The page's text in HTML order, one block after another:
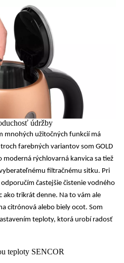
údržby
mnohých užitočných funkcií má
troch farebných variantov som GOLD
rýchlovarná kanvica sa tiež
filtračnému sitku. Pri
častejšie čistenie vodného
ako trikrát denne. Na to vám ale
citrónová alebo biely ocot. Som
teploty, ktorá urobí radosť
teploty SENCOR